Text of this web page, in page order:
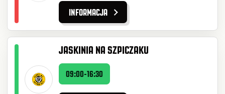
INFORMACJA
JASKINIA NA SZPICZAKU
09:00-16:30